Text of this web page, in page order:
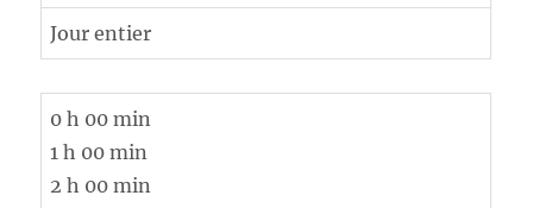
Jour entier
0 h 00 min
1 h 00 min
2 h 00 min